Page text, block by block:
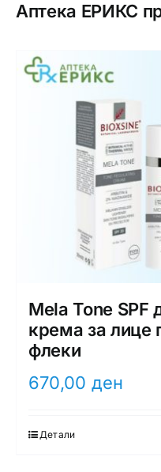
Аптека ЕРИКС
Mela Tone SPF
крема за лице
флеки
670,00 ден
Детали